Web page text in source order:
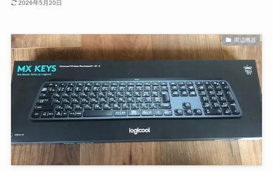
2026年5月20日
周辺機器